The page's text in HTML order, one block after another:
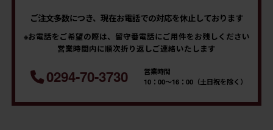
ご注文多数につき、現在お電話での対応を休止しております
※お電話をご希望の際は、留守番電話にご用件をお残しください
営業時間内に順次折り返しご連絡いたします
0294-70-3730
営業時間
10：00～16：00（土日祝を除く）